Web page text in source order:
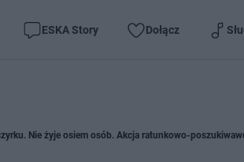
ESKA Story Dołącz
Nie żyje osiem osób. Akcja ratunkowo-